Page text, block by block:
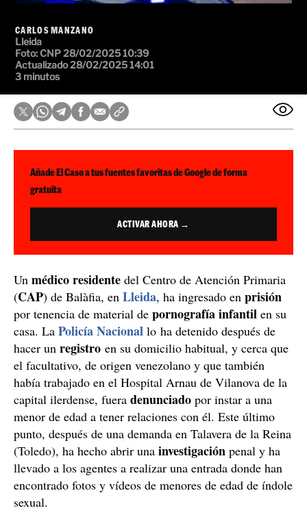
CARLOS MANZANO
Lleida
Foto: CNP28/02/2025 10:39
Actualizado 28/02/2025 14:01
3 minutos
Añade El Caso a tus fuentes favoritas de Google de forma
gratuita
ACTIVAR AHORA →
Un médico residente del Centro de Atención Primaria
(CAP) de Balàfia, en Lleida, ha ingresado en prisión
por tenencia de material de pornografía infantil en su
casa. La Policía Nacional lo ha detenido después de
hacer un registro en su domicilio habitual, y cerca que
el facultativo, de origen venezolano y que también
había trabajado en el Hospital Arnau de Vilanova de la
capital ilerdense, fuera denunciado por instar a una
menor de edad a tener relaciones con él. Este último
punto, después de una demanda en Talavera de la Reina
(Toledo), ha hecho abrir una investigación penal y ha
llevado a los agentes a realizar una entrada donde han
encontrado fotos y vídeos de menores de edad de índole
sexual.